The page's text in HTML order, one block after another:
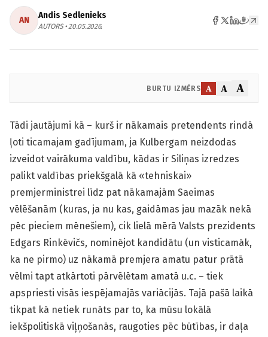
AN Andis Sedlenieks
AUTORS • 20.05.2026.
BURTU IZMĒRS A A A
Tādi jautājumi kā – kurš ir nākamais pretendents rindā
ļoti ticamajam gadījumam, ja Kulbergam neizdodas
izveidot vairākuma valdību, kādas ir Siliņas izredzes
palikt valdības priekšgalā kā «tehniskai»
premjerministrei līdz pat nākamajām Saeimas
vēlēšanām (kuras, ja nu kas, gaidāmas jau mazāk nekā
pēc pieciem mēnešiem), cik lielā mērā Valsts prezidents
Edgars Rinkēvičs, nominējot kandidātu (un visticamāk,
ka ne pirmo) uz nākamā premjera amatu patur prātā
vēlmi tapt atkārtoti pārvēlētam amatā u.c. – tiek
apspriesti visās iespējamajās variācijās. Tajā pašā laikā
tikpat kā netiek runāts par to, ka mūsu lokālā
iekšpolitiskā viļņošanās, raugoties pēc būtības, ir daļa